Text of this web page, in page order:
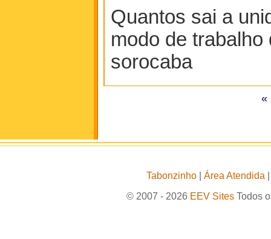
Quantos sai a
modo de
sorocaba
«
Tabonzinho Área Atendida
© 2007 - 2026 EEV SitesTodos